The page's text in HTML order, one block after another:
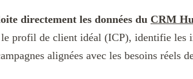
directement les données du CRM
profil de client idéal (ICP), identifie les
alignées avec les besoins réels